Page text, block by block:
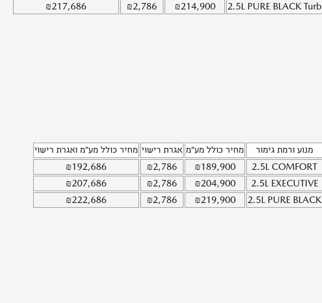
2.5L PURE BLACK Turb
₪214,900
₪2,786
₪217,686
מנוע ורמת גימור מחיר כולל מע"מ אגרת רישוי מחיר כולל מע"מ ואגרת רישוי
2.5L COMFORT
₪189,900
₪2,786
₪192,686
2.5L EXECUTIVE
₪204,900
₪2,786
₪207,686
2.5L PURE BLACK
₪219,900
₪2,786
₪222,686